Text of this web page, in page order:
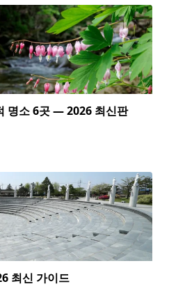
명소 6곳 — 2026 최신판
최신 가이드